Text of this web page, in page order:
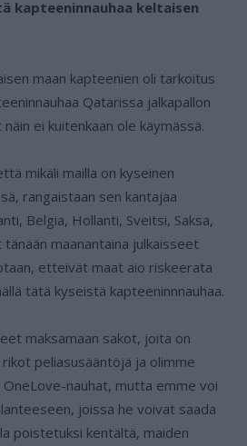
kapteeninnauhaa keltaisen
maan kapteenien oli tarkoitus
Qatarissa jalkapallon
ei kuitenkaan ole käymässä.
mikäli mailla on kyseinen
rangaistaan sen kantajaa
Belgia, Hollanti, Sveitsi, Saksa,
maanantaina julkaisseet
etteivät maat aio riskeerata
tätä kyseistä kapteeninnnauhaa.
maksamaan sakot, joita on
peliasusääntöjä ja olimme
nauhat, mutta emme voi
joissa he voivat saada
poistetuksi kentältä, maiden